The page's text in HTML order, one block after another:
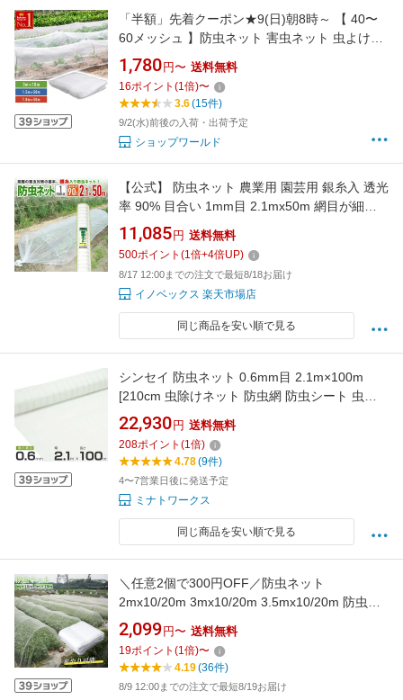
「半額」先着クーポン★9(日)朝8時～ 【 40〜
60メッシュ 】防虫ネット 害虫ネット 虫よけネ
ット ネット プランター 家庭菜園 害虫ネット 畑
ベランダ ハウス 害虫 害虫対策 侵入 防止 予防
食害 野菜 果物 トンネル栽培 園芸 栽培 網 防虫
網 虫除け 3m × 10m1.8m × 50m1
1,780 円〜 送料無料
16ポイント (1倍)〜
3.6(15件)
9/2(水)前後の入荷・出荷予定
ショップワールド
【公式】 防虫ネット 農業用 園芸用 銀糸入 透光
率 90% 目合い 1mm目 2.1mx50m 網目が細か
い 露地の小松菜 ホウレンソウ キャベツ レタス
白菜等葉物野菜 青虫その他の害虫対策【代引き
対象外】 【ダイオブランド】
11,085 円 送料無料
500ポイント (1倍+4倍UP)
8/17 12:00までの注文で最短8/18お届け
イノベックス 楽天市場店
同じ商品を安い順で見る
シンセイ 防虫ネット 0.6mm目 2.1m×100m
[210cm 虫除けネット 防虫網 防虫シート 虫よ
けネット]
22,930 円 送料無料
208ポイント (1倍)
4.78(9件)
4〜7営業日後に発送予定
ミナトワークス
同じ商品を安い順で見る
＼任意2個で300円OFF／防虫ネット
2mx10/20m 3mx10/20m 3.5mx10/20m 防虫シ
ート 防虫網 鳥よけ ネット ムシカットストロン
グ 透光性90% 灌水可能 1mm目合 2倍厚さ 家庭
菜園 畑 野菜 園芸 農業資材 害鳥対策 侵入防止
2,099 円〜 送料無料
19ポイント (1倍)〜
4.19(36件)
8/9 12:00までの注文で最短8/19お届け